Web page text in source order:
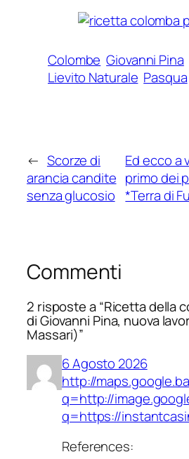
Colombe Giovanni Pina
Lievito Naturale Pasqua
← Scorze di
arancia candite
senza glucosio
Ed ecco a
primo dei
*Terra di
Commenti
2 risposte a “Ricetta della
di Giovanni Pina, nuova
Massari)”
6 Agosto 2026
http://
q=http://
q=https://
References: